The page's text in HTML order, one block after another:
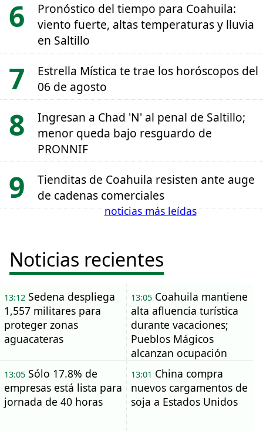
Pronóstico del tiempo para Coahuila:
viento fuerte, altas temperaturas y lluvia
en Saltillo
Estrella Mística te trae los horóscopos del
06 de agosto
Ingresan a Chad 'N' al penal de Saltillo;
menor queda bajo resguardo de
PRONNIF
Tienditas de Coahuila resisten ante auge
de cadenas comerciales
noticias más leídas
Noticias recientes
13:12Sedena despliega
1,557 militares para
proteger zonas
aguacateras
13:05Coahuila mantiene
alta afluencia turística
durante vacaciones;
Pueblos Mágicos
alcanzan ocupación
total los fines de
semana
13:05Sólo 17.8% de
empresas está lista para
jornada de 40 horas
13:01 China compra
nuevos cargamentos de
soja a Estados Unidos